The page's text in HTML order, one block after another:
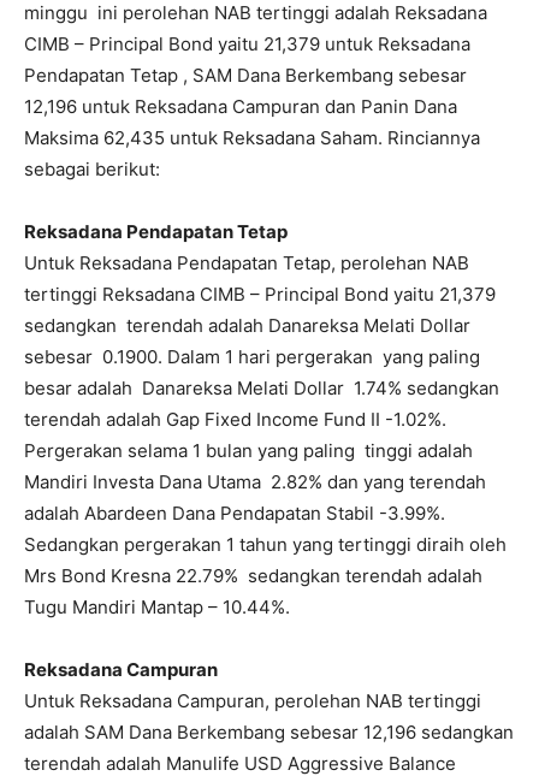
minggu ini perolehan NAB tertinggi adalah Reksadana
CIMB – Principal Bond yaitu 21,379 untuk Reksadana
Pendapatan Tetap , SAM Dana Berkembang sebesar
12,196 untuk Reksadana Campuran dan Panin Dana
Maksima 62,435 untuk Reksadana Saham. Rinciannya
sebagai berikut:
Reksadana Pendapatan Tetap
Untuk Reksadana Pendapatan Tetap, perolehan NAB
tertinggi Reksadana CIMB – Principal Bond yaitu 21,379
sedangkan terendah adalah Danareksa Melati Dollar
sebesar 0.1900. Dalam 1 hari pergerakan yang paling
besar adalah Danareksa Melati Dollar 1.74% sedangkan
terendah adalah Gap Fixed Income Fund II -1.02%.
Pergerakan selama 1 bulan yang paling tinggi adalah
Mandiri Investa Dana Utama 2.82% dan yang terendah
adalah Abardeen Dana Pendapatan Stabil -3.99%.
Sedangkan pergerakan 1 tahun yang tertinggi diraih oleh
Mrs Bond Kresna 22.79% sedangkan terendah adalah
Tugu Mandiri Mantap – 10.44%.
Reksadana Campuran
Untuk Reksadana Campuran, perolehan NAB tertinggi
adalah SAM Dana Berkembang sebesar 12,196 sedangkan
terendah adalah Manulife USD Aggressive Balance